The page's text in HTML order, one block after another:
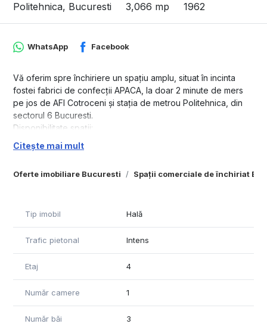
Politehnica, Bucuresti
3,066 mp 1962
Oferte imobiliare Bucuresti Spații comerciale de închiriat
WhatsApp Facebook
Vă oferim spre închiriere un spațiu amplu, situat în incinta
fostei fabrici de confecții APACA, la doar 2 minute de mers
pe jos de AFI Cotroceni și stația de metrou Politehnica, din
sectorul 6 Bucuresti.
Disponibilitate spații:
- Etaj 4:
- 3.066 mp– open space, compartimentabil
- Etaj 5:
- Spații versatile, potrivite pentru birouri, showroom, activități
comerciale sau producție
- Acces facil prin ascensoare generoase și rampă de
aprovizionare
- Locuri de parcare disponibile în incinta complexului
- Vad pietonal și auto intens, cu acces la multiple mijloace de
transport în comun, metrou si STB
business
Citește mai mult
Tip imobil Hală
Trafic pietonal Intens
Etaj 4
Număr camere 1
Număr băi 3